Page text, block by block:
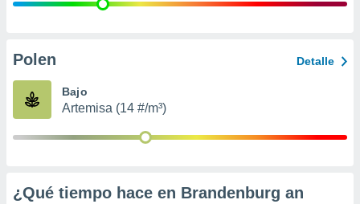
e
publicidad
Polen Detalle
Bajo
Artemisa (14 #/m³)
¿Qué tiempo hace en Brandenburg an